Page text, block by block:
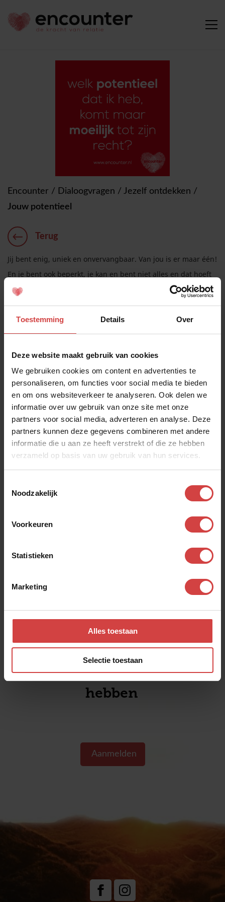
Toestemming Details Over
Deze website maakt gebruik van cookies
We gebruiken cookies om content en advertenties te
personaliseren, om functies voor social media te bieden
en om ons websiteverkeer te analyseren. Ook delen we
informatie over uw gebruik van onze site met onze
partners voor social media, adverteren en analyse. Deze
partners kunnen deze gegevens combineren met andere
informatie die u aan ze heeft verstrekt of die ze hebben
verzameld op basis van uw gebruik van hun services.
Noodzakelijk
Voorkeuren
Statistieken
Marketing
Alles toestaan
Selectie toestaan
Encounter / Dialoogvragen / Jezelf ontdekken /
Jouw potentieel
Terug
Jij bent enig, uniek en onvervangbaar. Van jou is er maar één!
En je bent ook beperkt, je kan en bent niet alles en dat hoeft
ook helemaal niet.
dicht bij zelfacceptatie. Dat vraagt wel om zelfkennis en
wereld komen dan je mooie talenten ook daadwerkelijk tot
zijn recht, maar is dat in praktijk dan ook echt zo? Lukt het je
om je volle potentieel te benutten?
Welk potentieel, dat ik heb, komt maar moeilijk tot zijn recht?
HVIM?
Bekijk ook andere
Je wilt een mooi leven
hebben s
Aanmelden